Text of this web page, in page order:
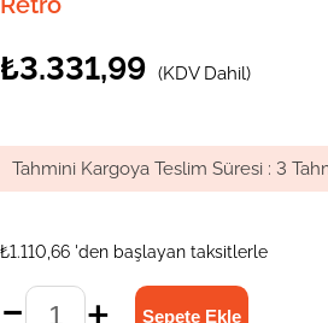
₺3.331,99 (KDV Dahil)
Tahmini Kargoya Teslim Süresi : 3
₺1.110,66 'den başlayan taksitlerle